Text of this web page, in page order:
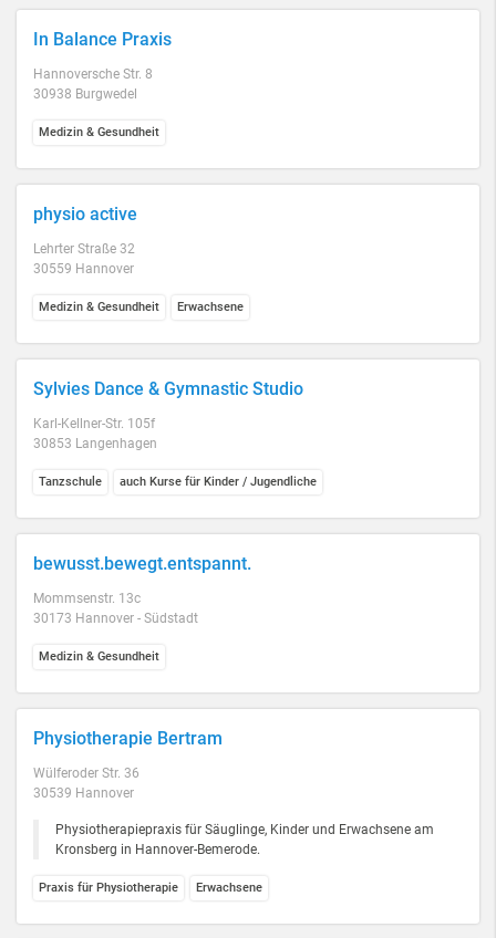
In Balance Praxis
Hannoversche Str. 8
30938 Burgwedel
Medizin & Gesundheit
physio active
Lehrter Straße 32
30559 Hannover
Medizin & Gesundheit Erwachsene
Sylvies Dance & Gymnastic Studio
Karl-Kellner-Str. 105f
30853 Langenhagen
Tanzschule auch Kurse für Kinder / Jugendliche
bewusst.bewegt.entspannt.
Mommsenstr. 13c
30173 Hannover - Südstadt
Medizin & Gesundheit
Physiotherapie Bertram
Wülferoder Str. 36
30539 Hannover
Physiotherapiepraxis für Säuglinge, Kinder und Erwachsene am
Kronsberg in Hannover-Bemerode.
Praxis für Physiotherapie Erwachsene